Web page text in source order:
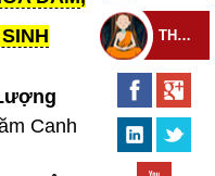
Canh
THEO DÕI THIỀN TỰ